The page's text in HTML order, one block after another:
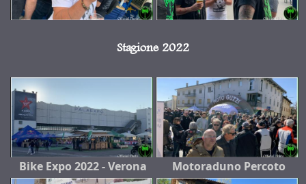
Stagione 2022
Bike Expo 2022 - Verona Motoraduno Percoto